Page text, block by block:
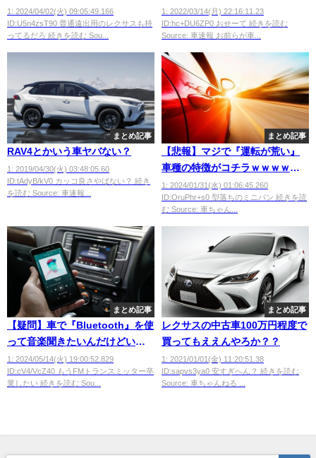
と思ってるの？？？？？
1: 2024/04/02(火) 09:05:49.166
ID:U5n4zsT90 普通遠出用のレクサスも持
ってるだろ 続きを読む Sou...
1: 2022/03/14(月) 22:16:11.23
ID:hc+DU6ZP0 おせーて 続きを読む
Source: 車速報 お前らが車...
まとめ記事
RAV4とかいう車ヤバない？
1: 2019/04/30(火) 03:48:05.60
ID:tAdyB/kV0 カッコ良さやばない？ 続き
を読む Source: 車速報...
まとめ記事
【悲報】マジで『運転が荒い』
車種の特徴がコチラｗｗｗｗｗ
ｗｗ
1: 2024/01/31(水) 01:06:45.260
ID:OruPhr+s0 型落ちのミニバン 続きを読
む Source: 車ちゃん...
まとめ記事
【疑問】車で『Bluetooth』を使
って音楽聞きたいんだけどいく
ら掛かる？？？？？
1: 2024/05/14(火) 19:00:52.829
ID:cV4/VcZ40 もうFMトランスミッター卒
業したい 続きを読む Sou...
まとめ記事
レクサスの中古車100万円程度で
買ってもええんやろか？？
1: 2021/01/01(金) 11:20:51.38
ID:sapvs3ya0 安すぎへん？ 続きを読む
Source: 車ちゃんねる ...